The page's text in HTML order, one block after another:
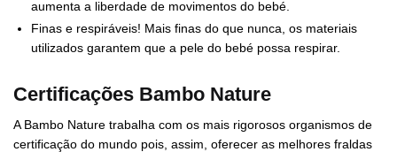
aumenta a liberdade de movimentos do bebé.
Finas e respiráveis! Mais finas do que nunca, os materiais
utilizados garantem que a pele do bebé possa respirar.
Certificações Bambo Nature
A Bambo Nature trabalha com os mais rigorosos organismos de
certificação do mundo pois, assim, oferecer as melhores fraldas